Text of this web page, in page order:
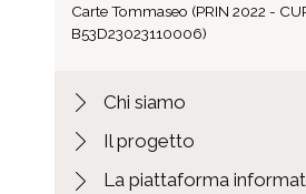
Fascicolo Amati, Laura
Niccolò
Niccolò
Niccolò
Fascicolo Ambrosino,
Carte Tommaseo (PRIN 2022 -
B53D23023110006)
Chi siamo
Il progetto
La piattaforma